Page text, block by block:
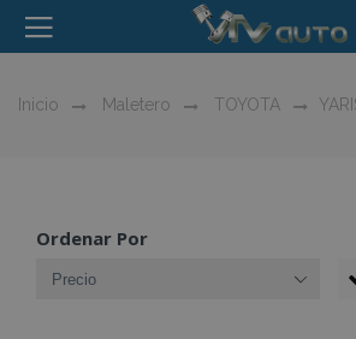
Inicio Maletero TOYOTA
Ordenar Por